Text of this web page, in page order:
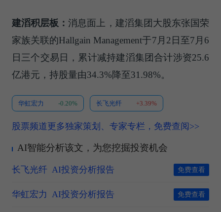
建滔积层板： 消息面上，建滔集团大股东张国荣
家族关联的Hallgain Management于7月2日至7月6
日三个交易日，累计减持建滔集团合计涉资25.6
亿港元，持股量由34.3%降至31.98%。
华虹宏力 -0.20% 长飞光纤 +3.39%
股票频道更多独家策划、专家专栏，免费查阅>>
AI智能分析该文，为您挖掘投资机会
长飞光纤 AI投资分析报告 免费查看
华虹宏力 AI投资分析报告 免费查看